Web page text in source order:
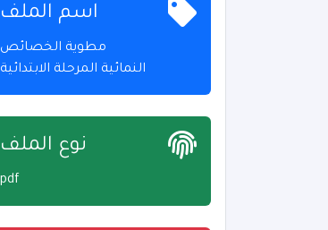
اسم الملف
مطوية الخصائص
النمائية المرحلة الابتدائية
نوع الملف
pdf